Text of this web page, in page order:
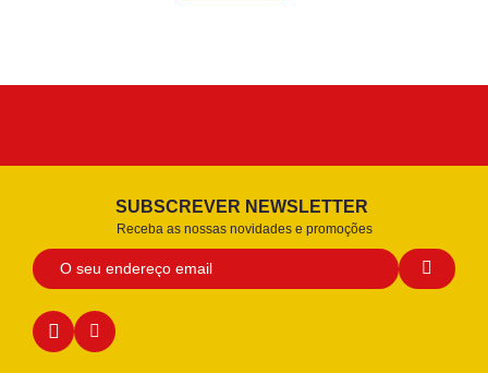
SUBSCREVER NEWSLETTER
Receba as nossas novidades e promoções